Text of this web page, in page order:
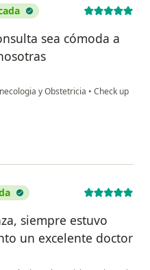
sea cómoda a
y Obstetricia • Check up
siempre estuvo
un excelente doctor